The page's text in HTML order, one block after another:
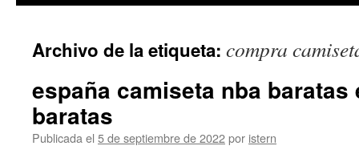
contenido
Archivo de la etiqueta: compra
españa camiseta nba baratas
baratas
Publicada el 5 de septiembre de 2022por istern